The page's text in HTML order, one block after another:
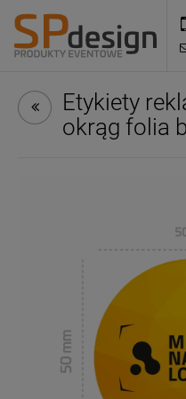
Etykiety
okrąg folia